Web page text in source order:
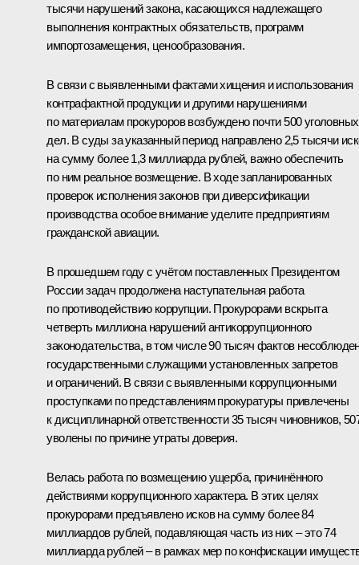
тысячи нарушений закона, касающихся надлежащего
выполнения контрактных обязательств, программ
импортозамещения, ценообразования.
В связи с выявленными фактами хищения и использования
контрафактной продукции и другими нарушениями
по материалам прокуроров возбуждено почти 500 уголовных
дел. В суды за указанный период направлено 2,5 тысячи
на сумму более 1,3 миллиарда рублей, важно обеспечить
по ним реальное возмещение. В ходе запланированных
проверок исполнения законов при диверсификации
производства особое внимание уделите предприятиям
гражданской авиации.
В прошедшем году с учётом поставленных Президентом
России задач продолжена наступательная работа
по противодействию коррупции. Прокурорами вскрыта
четверть миллиона нарушений антикоррупционного
законодательства, в том числе 90 тысяч фактов
государственными служащими установленных запретов
и ограничений. В связи с выявленными коррупционными
проступками по представлениям прокуратуры привлечены
к дисциплинарной ответственности 35 тысяч чиновников,
уволены по причине утраты доверия.
Велась работа по возмещению ущерба, причинённого
действиями коррупционного характера. В этих целях
прокурорами предъявлено исков на сумму более 84
миллиардов рублей, подавляющая часть из них – это 74
миллиарда рублей – в рамках мер по конфискации